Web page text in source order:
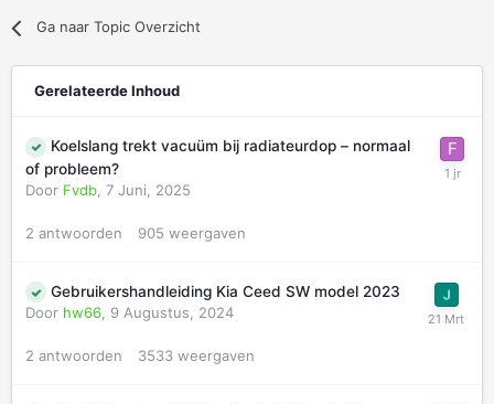
Ga naar Topic Overzicht
Gerelateerde Inhoud
Koelslang trekt vacuüm bij radiateurdop – normaal
of probleem?
Door Fvdb 7 Juni, 2025
2 antwoorden 905 weergaven
Gebruikershandleiding Kia Ceed SW model 2023
Door hw66, 9 Augustus, 2024
2 antwoorden 3533 weergaven